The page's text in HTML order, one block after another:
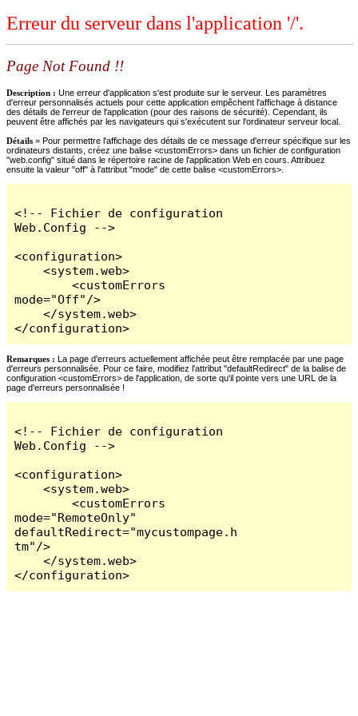
Erreur du serveur dans l'application '/'.
Page Not Found !!
Description : Une erreur d'application s'est produite sur le serveur. Les paramètres
d'erreur personnalisés actuels pour cette application empêchent l'affichage à distance
des détails de l'erreur de l'application (pour des raisons de sécurité). Cependant, ils
peuvent être affichés par les navigateurs qui s'exécutent sur l'ordinateur serveur local.
Détails = Pour permettre l'affichage des détails de ce message d'erreur spécifique sur les
ordinateurs distants, créez une balise <customErrors> dans un fichier de configuration
"web.config" situé dans le répertoire racine de l'application Web en cours. Attribuez
ensuite la valeur "off" à l'attribut "mode" de cette balise <customErrors>.
<!-- Fichier de configuration
Web.Config -->
<configuration>
    <system.web>
        <customErrors
mode="Off"/>
    </system.web>
</configuration>
Remarques : La page d'erreurs actuellement affichée peut être remplacée par une page
d'erreurs personnalisée. Pour ce faire, modifiez l'attribut "defaultRedirect" de la balise de
configuration <customErrors> de l'application, de sorte qu'il pointe vers une URL de la
page d'erreurs personnalisée !
<!-- Fichier de configuration
Web.Config -->
<configuration>
    <system.web>
        <customErrors
mode="RemoteOnly"
defaultRedirect="mycustompage.h
tm"/>
    </system.web>
</configuration>